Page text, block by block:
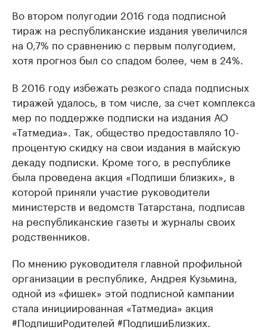
Во втором полугодии 2016 года подписной
тираж на республиканские издания увеличился
на 0,7% по сравнению с первым полугодием,
хотя прогноз был со спадом более, чем в 24%.
В 2016 году избежать резкого спада подписных
тиражей удалось, в том числе, за счет комплекса
мер по поддержке подписки на издания АО
«Татмедиа». Так, общество предоставляло 10-
процентую скидку на свои издания в майскую
декаду подписки. Кроме того, в республике
была проведена акция «Подпиши близких», в
которой приняли участие руководители
министерств и ведомств Татарстана, подписав
на республиканские газеты и журналы своих
родственников.
По мнению руководителя главной профильной
организации в республике, Андрея Кузьмина,
одной из «фишек» этой подписной кампании
стала инициированная «Татмедиа» акция
#ПодпишиРодителей #ПодпишиБлизких.